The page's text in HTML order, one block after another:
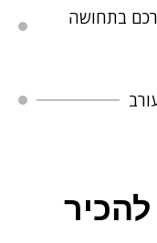
בתחושה